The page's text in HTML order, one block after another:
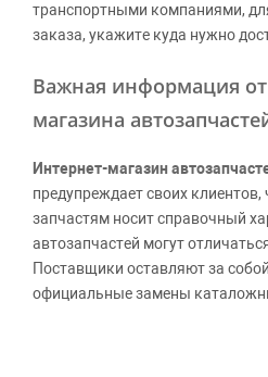
транспортными компаниями,
заказа, укажите куда нужно
Важная информация
магазина
Интернет-магазин
предупреждает своих
запчастям носит справочный
автозапчастей могут
Поставщики оставляют за
официальные замены
дополнительного уведомления